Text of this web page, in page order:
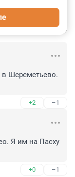
в Шереметьево.
+2 –1
Я им на Пасху
+0 –1